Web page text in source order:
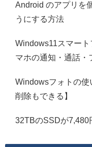
Android のアプリを
うにする方法
Windows11スマー
マホの通知・通話・
Windowsフォトの
削除もできる】
32TBのSSDが7,480